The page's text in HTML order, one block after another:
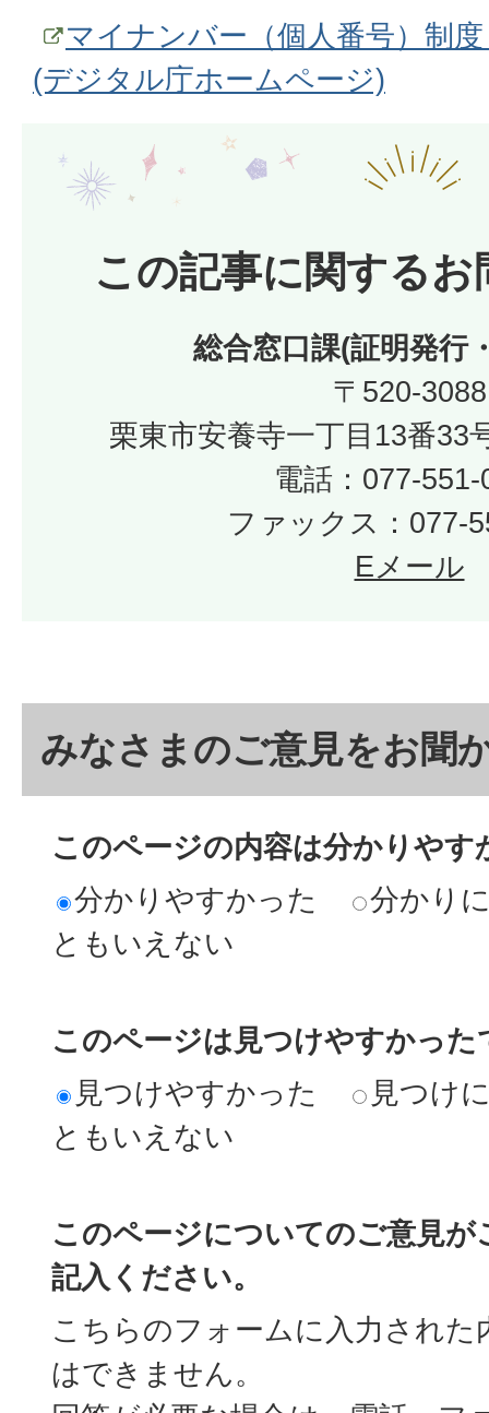
マイナンバー（個人番号）制
(デジタル庁ホームページ)
この記事に関するお
総合窓口課(証明発行
〒520-3088
栗東市安養寺一丁目13番33
電話：077-551-
ファックス：077-
Eメール
みなさまのご意見をお聞
このページの内容は分かりやす
分かりやすかった
分かり
ともいえない
このページは見つけやすかった
見つけやすかった
見つけ
ともいえない
このページについてのご意見
記入ください。
こちらのフォームに入力された
はできません。